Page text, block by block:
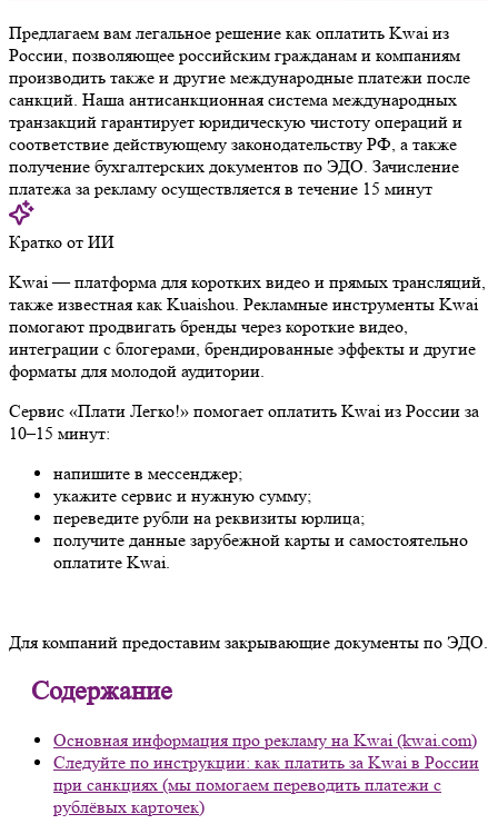
Предлагаем вам легальное решение как оплатить Kwai из
России, позволяющее российским гражданам и компаниям
производить также и другие международные платежи после
санкций. Наша антисанкционная система международных
транзакций гарантирует юридическую чистоту операций и
соответствие действующему законодательству РФ, а также
получение бухгалтерских документов по ЭДО. Зачисление
платежа за рекламу осуществляется в течение 15 минут
Кратко от ИИ
Kwai — платформа для коротких видео и прямых трансляций,
также известная как Kuaishou. Рекламные инструменты Kwai
помогают продвигать бренды через короткие видео,
интеграции с блогерами, брендированные эффекты и другие
форматы для молодой аудитории.
Сервис «Плати Легко!» помогает оплатить Kwai из России за
10–15 минут:
напишите в мессенджер;
укажите сервис и нужную сумму;
переведите рубли на реквизиты юрлица;
получите данные зарубежной карты и самостоятельно
оплатите Kwai.
Для компаний предоставим закрывающие документы по ЭДО.
Содержание
Основная информация про рекламу на Kwai (kwai.com)
Следуйте по инструкции: как платить за Kwai в России
при санкциях (мы помогаем переводить платежи с
рублёвых карточек)